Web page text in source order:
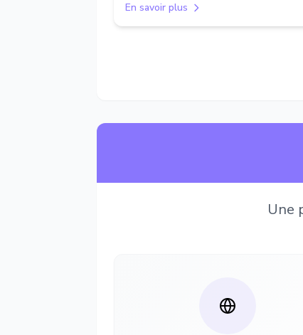
En savoir plus
Une